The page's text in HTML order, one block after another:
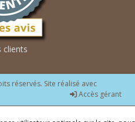
clients
réservés. Site réalisé avec
Accès gérant